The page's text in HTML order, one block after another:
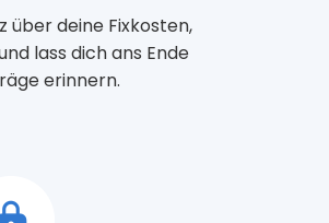
über deine Fixkosten,
lass dich ans Ende
erinnern.